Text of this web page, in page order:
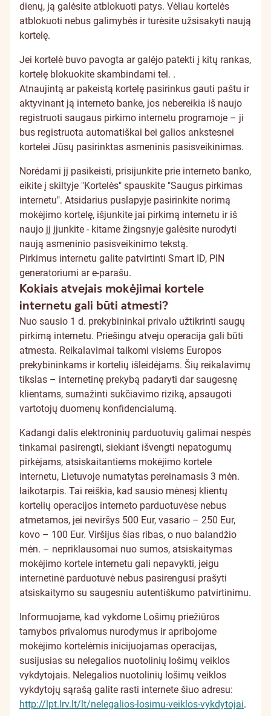
dienų, ją galėsite atblokuoti patys. Vėliau kortelės
atblokuoti nebus galimybės ir turėsite užsisakyti naują
kortelę.
Jei kortelė buvo pavogta ar galėjo patekti į kitų rankas,
kortelę blokuokite skambindami tel. .
Atnaujintą ar pakeistą kortelę pasirinkus gauti paštu ir
aktyvinant ją interneto banke, jos nebereikia iš naujo
registruoti saugaus pirkimo internetu programoje – ji
bus registruota automatiškai bei galios ankstesnei
kortelei Jūsų pasirinktas asmeninis pasisveikinimas.
Norėdami jį pasikeisti, prisijunkite prie interneto banko,
eikite į skiltyje "Kortelės" spauskite "Saugus pirkimas
internetu". Atsidarius puslapyje pasirinkite norimą
mokėjimo kortelę, išjunkite jai pirkimą internetu ir iš
naujo jį įjunkite - kitame žingsnyje galėsite nurodyti
naują asmeninio pasisveikinimo tekstą.
Pirkimus internetu galite patvirtinti Smart ID, PIN
generatoriumi ar e-parašu.
Kokiais atvejais mokėjimai kortele
internetu gali būti atmesti?
Nuo sausio 1 d. prekybininkai privalo užtikrinti saugų
pirkimą internetu. Priešingu atveju operacija gali būti
atmesta. Reikalavimai taikomi visiems Europos
prekybininkams ir kortelių išleidėjams. Šių reikalavimų
tikslas – internetinę prekybą padaryti dar saugesnę
klientams, sumažinti sukčiavimo riziką, apsaugoti
vartotojų duomenų konfidencialumą.
Kadangi dalis elektroninių parduotuvių galimai nespės
tinkamai pasirengti, siekiant išvengti nepatogumų
pirkėjams, atsiskaitantiems mokėjimo kortele
internetu, Lietuvoje numatytas pereinamasis 3 mėn.
laikotarpis. Tai reiškia, kad sausio mėnesį klientų
kortelių operacijos interneto parduotuvėse nebus
atmetamos, jei neviršys 500 Eur, vasario – 250 Eur,
kovo – 100 Eur. Viršijus šias ribas, o nuo balandžio
mėn. – nepriklausomai nuo sumos, atsiskaitymas
mokėjimo kortele internetu gali nepavykti, jeigu
internetinė parduotuvė nebus pasirengusi prašyti
atsiskaitymo su saugesniu autentiškumo patvirtinimu.
Informuojame, kad vykdome Lošimų priežiūros
tarnybos privalomus nurodymus ir apribojome
mokėjimo kortelėmis inicijuojamas operacijas,
susijusias su nelegalios nuotolinių lošimų veiklos
vykdytojais. Nelegalios nuotolinių lošimų veiklos
vykdytojų sąrašą galite rasti internete šiuo adresu:
http://lpt.lrv.lt/lt/nelegalios-losimu-veiklos-vykdytojai.